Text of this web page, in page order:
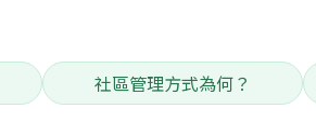
社區管理方式為何？